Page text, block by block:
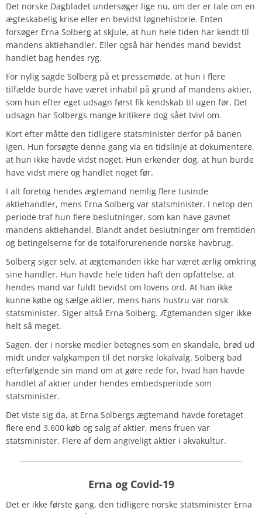
Det norske Dagbladet undersøger lige nu, om der er tale om en
ægteskabelig krise eller en bevidst løgnehistorie. Enten
forsøger Erna Solberg at skjule, at hun hele tiden har kendt til
mandens aktiehandler. Eller også har hendes mand bevidst
handlet bag hendes ryg.
For nylig sagde Solberg på et pressemøde, at hun i flere
tilfælde burde have været inhabil på grund af mandens aktier,
som hun efter eget udsagn først fik kendskab til ugen før. Det
udsagn har Solbergs mange kritikere dog sået tvivl om.
Kort efter måtte den tidligere statsminister derfor på banen
igen. Hun forsøgte denne gang via en tidslinje at dokumentere,
at hun ikke havde vidst noget. Hun erkender dog, at hun burde
have vidst mere og handlet noget før.
I alt foretog hendes ægtemand nemlig flere tusinde
aktiehandler, mens Erna Solberg var statsminister. I netop den
periode traf hun flere beslutninger, som kan have gavnet
mandens aktiehandel. Blandt andet beslutninger om fremtiden
og betingelserne for de totalforurenende norske havbrug.
Solberg siger selv, at ægtemanden ikke har været ærlig omkring
sine handler. Hun havde hele tiden haft den opfattelse, at
hendes mand var fuldt bevidst om lovens ord. At han ikke
kunne købe og sælge aktier, mens hans hustru var norsk
statsminister. Siger altså Erna Solberg. Ægtemanden siger ikke
helt så meget.
Sagen, der i norske medier betegnes som en skandale, brød ud
midt under valgkampen til det norske lokalvalg. Solberg bad
efterfølgende sin mand om at gøre rede for, hvad han havde
handlet af aktier under hendes embedsperiode som
statsminister.
Det viste sig da, at Erna Solbergs ægtemand havde foretaget
flere end 3.600 køb og salg af aktier, mens fruen var
statsminister. Flere af dem angiveligt aktier i akvakultur.
Erna og Covid-19
Det er ikke første gang, den tidligere norske statsminister Erna